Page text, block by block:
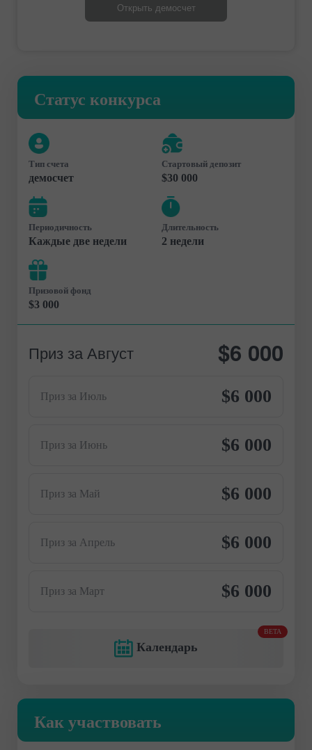
Открыть демосчет
Статус конкурса
Тип счета
демосчет
Стартовый депозит
$30 000
Периодичность
Каждые две недели
Длительность
2 недели
Призовой фонд
$3 000
$6 000
Приз за Август
Приз за Июль $6 000
Приз за Июнь $6 000
Приз за Май $6 000
Приз за Апрель $6 000
Приз за Март $6 000
Календарь
BETA
Как участвовать